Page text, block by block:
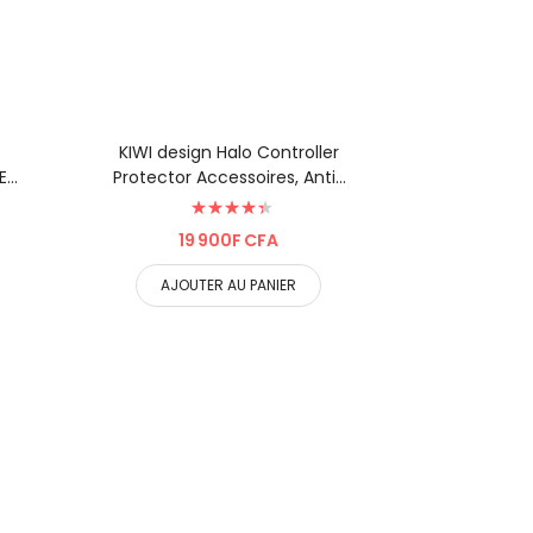
KIWI design Halo Controller
Protector Accessoires, Anti-
Bumping Silicone Ring Co ...
Évaluation:
90%
19 900F CFA
AJOUTER AU PANIER